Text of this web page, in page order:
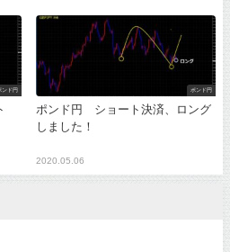
ンド円 ポンド円
ポンド円 ショート決済、ロング
しました！
2020.05.06